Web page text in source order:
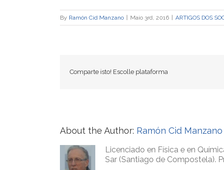
By Ramón Cid Manzano Maio 3rd, 2016 ARTIGOS DOS
Comparte isto! Escolle plataforma
About the Author: Ramón Cid Manzano
Licenciado en Física e en
Sar (Santiago de Compostela).